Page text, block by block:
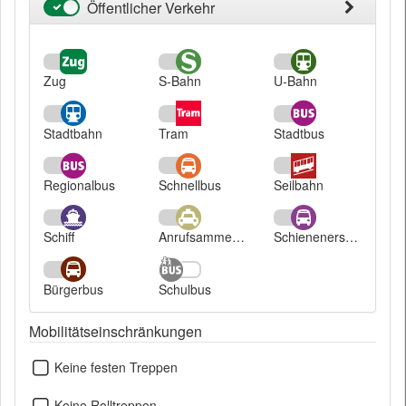
Öffentlicher
Öffentlicher Verkehr
Zug S-Bahn U-Bahn
Stadtbahn Tram Stadtbus
Regionalbus Schnellbus Seilbahn
Schiff Anrufsammeltaxi Schienenersatzverkehr
Bürgerbus Schulbus
Mobilitätseinschränkungen
Keine festen Treppen